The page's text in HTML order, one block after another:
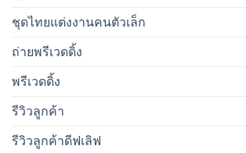
ชุดไทยแต่งงานคนตัวเล็ก
ถ่ายพรีเวดดิ้ง
พรีเวดดิ้ง
รีวิวลูกค้า
รีวิวลูกค้าดีฟเลิฟ